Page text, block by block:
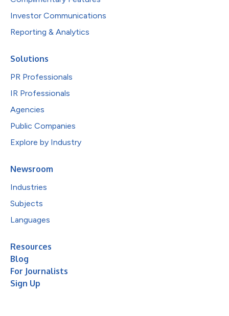
Investor Communications
Reporting & Analytics
Solutions
PR Professionals
IR Professionals
Agencies
Public Companies
Explore by Industry
Newsroom
Industries
Subjects
Languages
Resources
Blog
For Journalists
Sign Up